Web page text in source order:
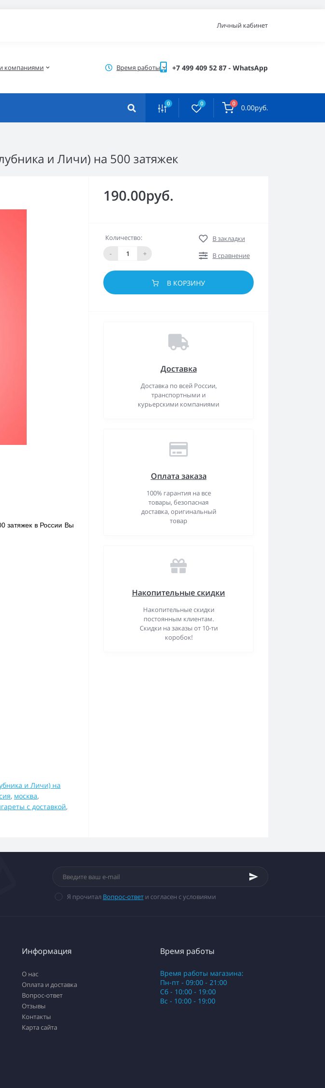
Личный кабинет
компаниями Время работы +7 499 409 52 87 - WhatsApp
0 0 0 0.00руб.
и Личи) на 500 затяжек
затяжек в России Вы
и Личи) на
, москва,
с доставкой,
190.00руб.
Количество:
-
+
В закладки
В сравнение
В КОРЗИНУ
Доставка
Доставка по всей России,
транспортными и
курьерскими компаниями
Оплата заказа
100% гарантия на все
товары, безопасная
доставка, оригинальный
товар
Накопительные скидки
Накопительные скидки
постоянным клиентам.
Скидки на заказы от 10-ти
коробок!
Я прочитал Вопрос-ответ и согласен с условиями
Информация
О нас
Оплата и доставка
Вопрос-ответ
Отзывы
Контакты
Карта сайта
Время работы
Время работы магазина:
Пн-пт - 09:00 - 21:00
Сб - 10:00 - 19:00
Вс - 10:00 - 19:00